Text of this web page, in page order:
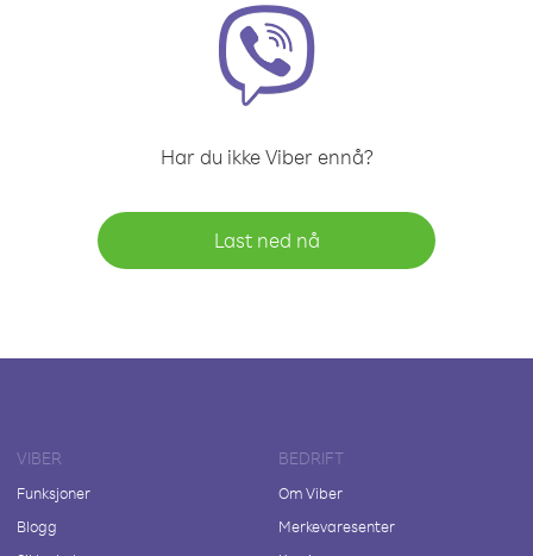
Har du ikke Viber ennå?
Last ned nå
VIBER
Funksjoner
Blogg
BEDRIFT
Om Viber
Merkevaresenter